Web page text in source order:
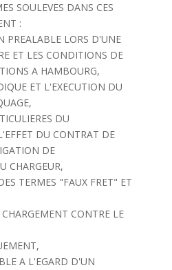
SOULEVES DANS CES
:
PREALABLE LORS D'UNE
ET LES CONDITIONS DE
A HAMBOURG,
ET L'EXECUTION DU
DU
DU CONTRAT DE
DE
CHARGEUR,
TERMES "FAUX FRET" ET
CONTRE LE
A L'EGARD D'UN